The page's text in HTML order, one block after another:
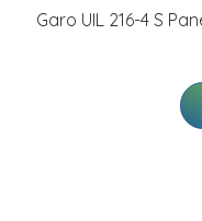
Garo UIL 216-4 S